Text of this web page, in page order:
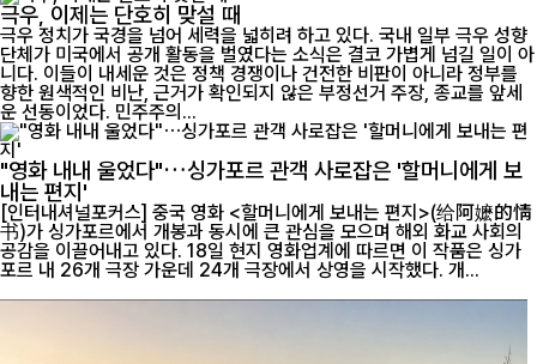
극우, 이제는 단호히 맞설 때
극우 정치가 국경을 넘어 세력을 넓히려 하고 있다. 국내 일부 극우 성향
단체가 미국에서 공개 활동을 벌였다는 소식은 결코 가볍게 넘길 일이 아
니다. 이들이 내세운 것은 정책 경쟁이나 건전한 비판이 아니라 정부를
향한 원색적인 비난, 근거가 확인되지 않은 부정선거 주장, 종교를 앞세
운 선동이었다. 민주주의...
"영화 내내 울었다"…싱가포르 관객 사로잡은 '할머니에게 보
내는 편지'
[인터내셔널포커스] 중국 영화 <할머니에게 보내는 편지>(给阿嬷的情
书)가 싱가포르에서 개봉과 동시에 큰 관심을 모으며 해외 화교 사회의
공감을 이끌어내고 있다. 18일 현지 영화업계에 따르면 이 작품은 싱가
포르 내 26개 극장 가운데 24개 극장에서 상영을 시작했다. 개...